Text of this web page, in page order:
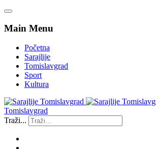
Main Menu
Početna
Sarajlije
Tomislavgrad
Sport
Kultura
Tomislavgrad
Traži...